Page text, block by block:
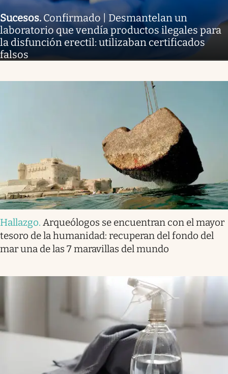
Sucesos. Confirmado | Desmantelan un
laboratorio que vendía productos ilegales para
la disfunción erectil: utilizaban certificados
falsos
Hallazgo. Arqueólogos se encuentran con el mayor
tesoro de la humanidad: recuperan del fondo del
mar una de las 7 maravillas del mundo